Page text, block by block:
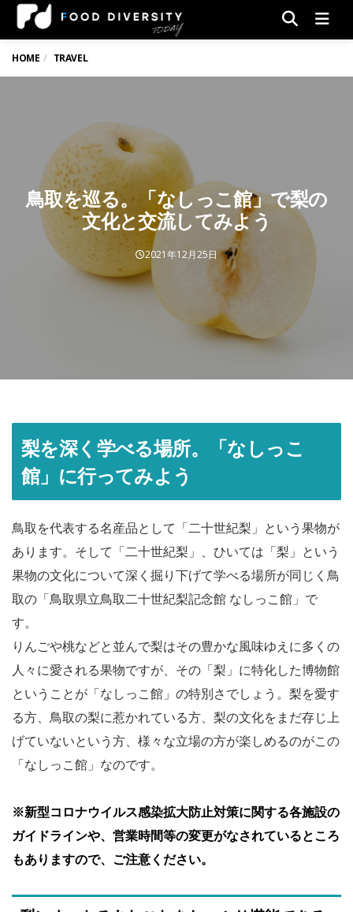
HOME TRAVEL
鳥取を巡る。「なしっこ館」で梨の
文化と交流してみよう
2021年12月25日
梨を深く学べる場所。「なしっこ
館」に行ってみよう
鳥取を代表する名産品として「二十世紀梨」という果物が
あります。そして「二十世紀梨」、ひいては「梨」という
果物の文化について深く掘り下げて学べる場所が同じく鳥
取の「鳥取県立鳥取二十世紀梨記念館 なしっこ館」で
す。
りんごや桃などと並んで梨はその豊かな風味ゆえに多くの
人々に愛される果物ですが、その「梨」に特化した博物館
ということが「なしっこ館」の特別さでしょう。梨を愛す
る方、鳥取の梨に惹かれている方、梨の文化をまだ存じ上
げていないという方、様々な立場の方が楽しめるのがこの
「なしっこ館」なのです。
※新型コロナウイルス感染拡大防止対策に関する各施設の
ガイドラインや、営業時間等の変更がなされているところ
もありますので、ご注意ください。